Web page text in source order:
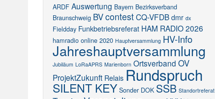
ARDF Auswertung Bayern Bezirksverband
Braunschweig BVcontestCQ-VFDB dmr dx
Fieldday Funkbetriebsreferat HAM RADIO 2026
hamradio online 2020 Hauptversammlung HV-Info
Jahreshauptversammlung
Jubiläum LoRaAPRS Marienborn Ortsverband OV
ProjektZukunft Relais Rundspruch
SILENT KEY Sonder DOK SSB Standortreferat